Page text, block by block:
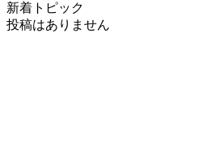
新着トピック
投稿はありません